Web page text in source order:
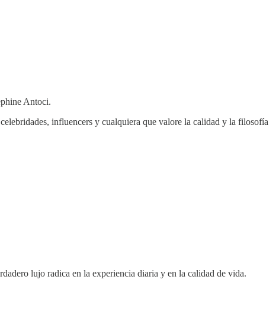
Antoci.
influencers y cualquiera que valore la calidad y la filosofía
lujo radica en la experiencia diaria y en la calidad de vida.